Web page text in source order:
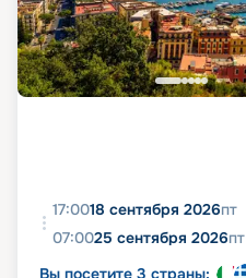
17:0018 сентября 2026пт
07:0025 сентября 2026пт
Вы посетите 3 страны: